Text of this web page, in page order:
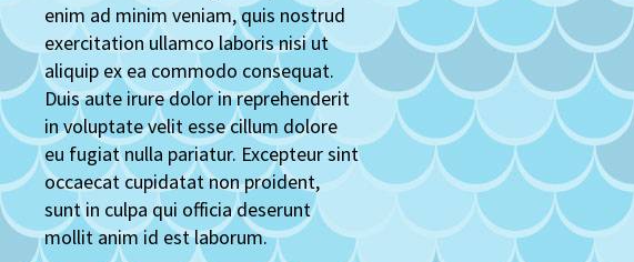
enim ad minim veniam, quis nostrud
exercitation ullamco laboris nisi ut
aliquip ex ea commodo consequat.
Duis aute irure dolor in reprehenderit
in voluptate velit esse cillum dolore
eu fugiat nulla pariatur. Excepteur sint
occaecat cupidatat non proident,
sunt in culpa qui officia deserunt
mollit anim id est laborum.